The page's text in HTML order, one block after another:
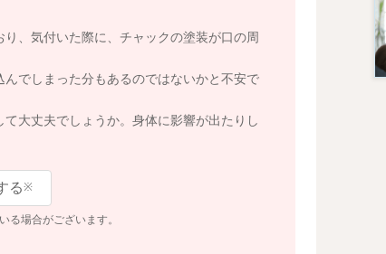
、気付いた際に、チャックの塗装が口の周
でしまった分もあるのではないかと不安で
大丈夫でしょうか。身体に影響が出たりし
る※
る場合がございます。